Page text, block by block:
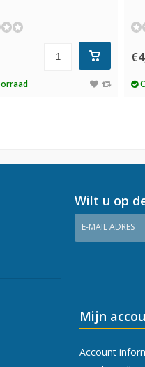
Wilt u op
E-MAIL ADRES
Mijn
Account